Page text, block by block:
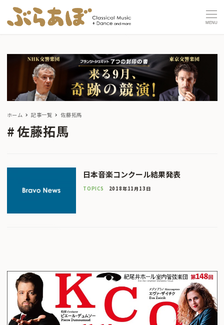
MENU
ホーム 記事一覧 佐藤拓馬
佐藤拓馬
日本音楽コンクール結果発表
TOPICS 2018年11月13日